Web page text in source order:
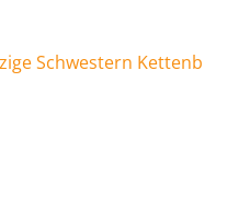
Schwestern Kettenb